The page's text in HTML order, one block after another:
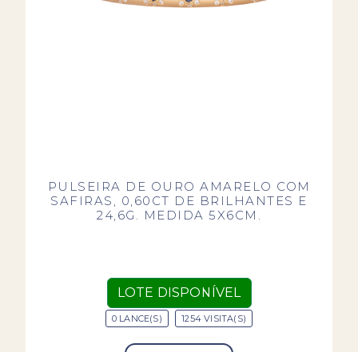
PULSEIRA DE OURO AMARELO COM
SAFIRAS, 0,60CT DE BRILHANTES E
24,6G. MEDIDA 5X6CM.
LOTE DISPONÍVEL
0 LANCE(S) 1254 VISITA(S)